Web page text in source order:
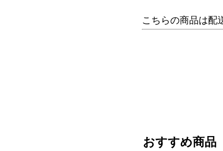
こちらの商品は配
おすすめ商品